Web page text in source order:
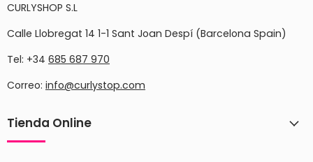
CURLYSHOP S.L
Calle Llobregat 14 1-1 Sant Joan Despí (Barcelona Spain)
Tel: +34 685 687 970
Correo: info@curlystop.com
Tienda Online